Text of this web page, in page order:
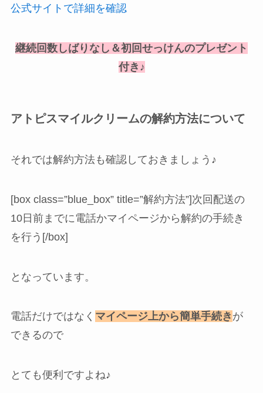
公式サイトで詳細を確認
継続回数しばりなし＆初回せっけんのプレゼント
付き♪
アトピスマイルクリームの解約方法について
それでは解約方法も確認しておきましょう♪
[box class=”blue_box” title=”解約方法”]次回配送の
10日前までに電話かマイページから解約の手続き
を行う[/box]
となっています。
電話だけではなく マイページ上から簡単手続き が
できるので
とても便利ですよね♪